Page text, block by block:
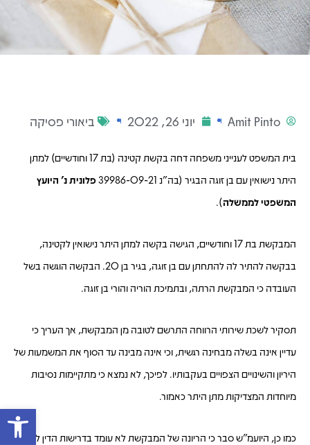
Amit Pinto יוני 26, 2022 ביאורי פסיקה
בית המשפט לענייני משפחה דחה בקשת קטינה (בת 17 וחודשיים) למתן
היתר נישואין עם בן זוגה הבגיר (בה"נ 39986-09-21
פלונית נ' היועץ
המשפטי לממשלה).
המבקשת בת 17 וחודשיים, הגישה בקשה למתן היתר נישואין לקטינה,
בבקשה להתיר לה להתחתן עם בן זוגה, בגיר בן 20. הבקשה הוגשה בשל
העובדה כי המבקשת הרתה, ובתמיכת הוריה והורי בן זוגה.
תסקיר לשכת שירותי הרווחה התרשם לטובה מן המבקשת, אך העריך כי
עדיין אינה בשלה מבחינה רגשית, וכי אינה מבינה עד הסוף את המשמעות של
היריון והשינויים הצפויים בעקבותיו. לפיכך, לא נמצא כי מתקיימות נסיבות
מיוחדות המצדיקות מתן היתר כאמור.
כמו כן, היועמ"ש סבר כי הריונה של המבקשת לא עומד בדרישות הדין למתן